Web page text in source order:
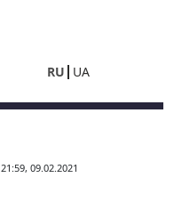
RU UA
21:59, 09.02.2021